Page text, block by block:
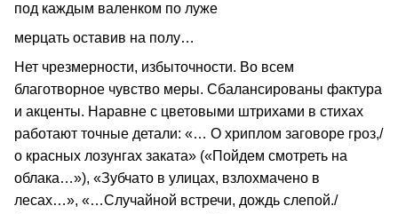
под каждым валенком по луже
мерцать оставив на полу…
Нет чрезмерности, избыточности. Во всем
благотворное чувство меры. Сбалансированы фактура
и акценты. Наравне с цветовыми штрихами в стихах
работают точные детали: «… О хриплом заговоре гроз,/
о красных лозунгах заката» («Пойдем смотреть на
облака…»), «Зубчато в улицах, взлохмачено в
лесах…», «…Случайной встречи, дождь слепой./